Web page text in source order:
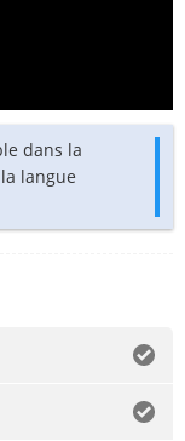
dans la
langue